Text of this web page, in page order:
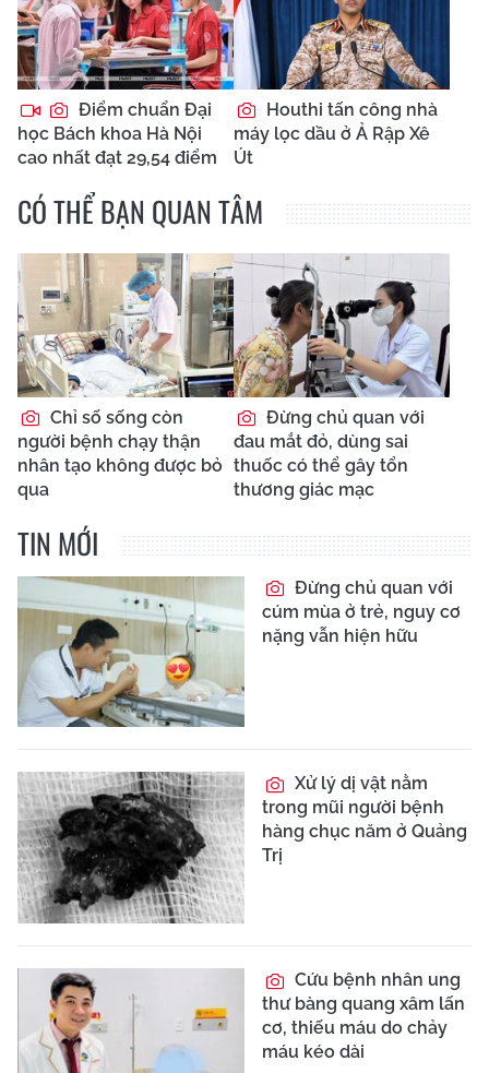
Điểm chuẩn Đại
học Bách khoa Hà Nội
cao nhất đạt 29,54 điểm
Houthi tấn công nhà
máy lọc dầu ở Ả Rập Xê
Út
CÓ THỂ BẠN QUAN TÂM
Chỉ số sống còn
người bệnh chạy thận
nhân tạo không được bỏ
qua
Đừng chủ quan với
đau mắt đỏ, dùng sai
thuốc có thể gây tổn
thương giác mạc
TIN MỚI
Đừng chủ quan với
cúm mùa ở trẻ, nguy cơ
nặng vẫn hiện hữu
Xử lý dị vật nằm
trong mũi người bệnh
hàng chục năm ở Quảng
Trị
Cứu bệnh nhân ung
thư bàng quang xâm lấn
cơ, thiếu máu do chảy
máu kéo dài